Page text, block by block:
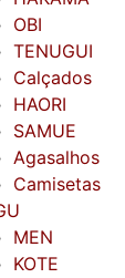
OBI
TENUGUI
Calçados
HAORI
SAMUE
Agasalhos
Camisetas
MEN
KOTE